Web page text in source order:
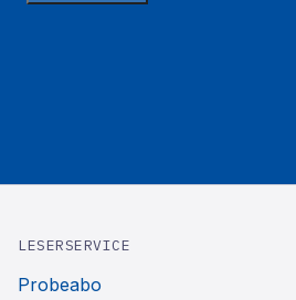
LESERSERVICE
Probeabo